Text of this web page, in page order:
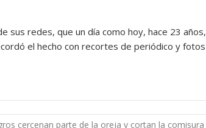
sus redes, que un día como hoy, hace 23 años,
el hecho con recortes de periódico y fotos
cercenan parte de la oreja y cortan la comisura